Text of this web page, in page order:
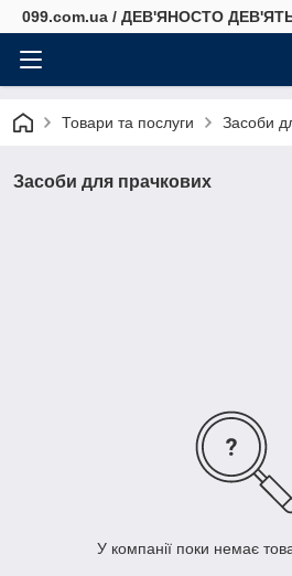
099.com.ua / ДЕВ'ЯНОСТО
Товари та послуги Засоби
Засоби для прачкових
У компанії поки немає